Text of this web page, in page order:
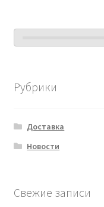
Рубрики
Доставка
Новости
Свежие записи